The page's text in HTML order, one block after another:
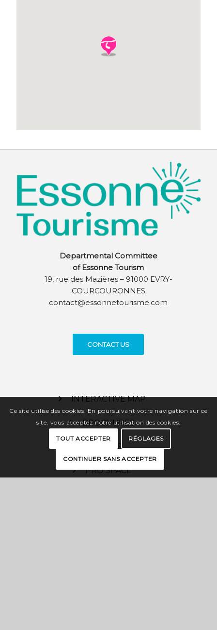
Departmental Committee
of Essonne Tourism
19, rue des Mazières – 91000 EVRY-
COURCOURONNES
contact@essonnetourisme.com
CONTACT US
INTERACTIVE MAP
BROCHURES
PRESS
PRO SPACE
Ce site utilise des cookies. En poursuivant votre navigation sur ce
site, vous acceptez notre utilisation des cookies.
TOUT ACCEPTER RÉGLAGES
CONTINUER SANS ACCEPTER